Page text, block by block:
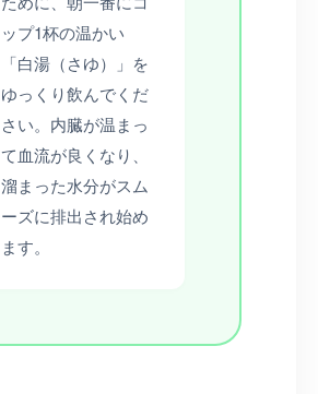
ップ1杯の温かい
「白湯（さゆ）」を
ゆっくり飲んでくだ
さい。内臓が温まっ
て血流が良くなり、
溜まった水分がスム
ーズに排出され始め
ます。